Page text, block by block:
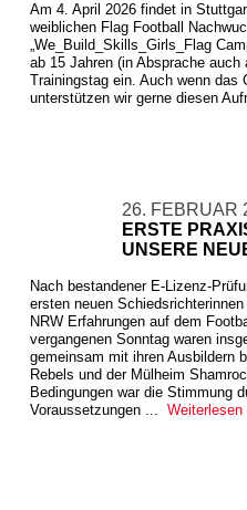
Am 4. April 2026 findet in
weiblichen Flag Football
„We_Build_Skills_Girls_Flag
ab 15 Jahren (in Absprache
Trainingstag ein. Auch wenn das
unterstützen wir gerne diesen
26. FEBRUAR
ERSTE
UNSERE
Nach bestandener E-Lizenz-
ersten neuen
NRW Erfahrungen auf dem
vergangenen Sonntag waren
gemeinsam mit ihren Ausbildern
Rebels und der Mülheim
Bedingungen war die Stimmung
Voraussetzungen ... Weiterlesen